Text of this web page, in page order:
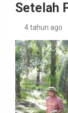
Setelah
4 tahun ago